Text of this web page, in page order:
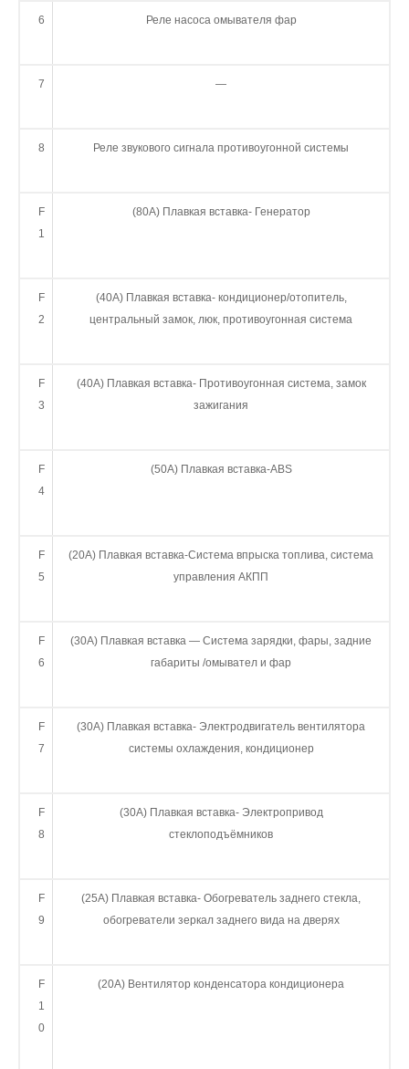
6 Реле насоса омывателя фар
7 —
8 Реле звукового сигнала противоугонной системы
F
1
(80А) Плавкая вставка- Генератор
F
2
(40А) Плавкая вставка- кондиционер/отопитель,
центральный замок, люк, противоугонная система
F
3
(40А) Плавкая вставка- Противоугонная система, замок
зажигания
F
4
(50А) Плавкая вставка-ABS
F
5
(20А) Плавкая вставка-Система впрыска топлива, система
управления АКПП
F
6
(30А) Плавкая вставка — Система зарядки, фары, задние
габариты /омывател и фар
F
7
(30А) Плавкая вставка- Электродвигатель вентилятора
системы охлаждения, кондиционер
F
8
(30А) Плавкая вставка- Электропривод
стеклоподъёмников
F
9
(25А) Плавкая вставка- Обогреватель заднего стекла,
обогреватели зеркал заднего вида на дверях
F
1
0
(20А) Вентилятор конденсатора кондиционера